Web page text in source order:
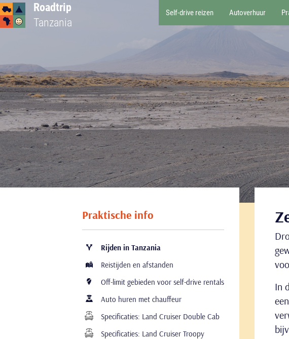
Roadtrip
Tanzania
Self-drive reizen Autoverhuur
Praktische info
Rijden in Tanzania
Reistijden en afstanden
Off-limit gebieden voor self-drive rentals
Auto huren met chauffeur
Specificaties: Land Cruiser Double Cab
Specificaties: Land Cruiser Troopy
In